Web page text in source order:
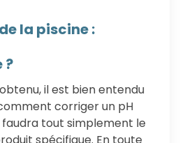
la piscine :
?
il est bien entendu
corriger un pH
faudra tout simplement le